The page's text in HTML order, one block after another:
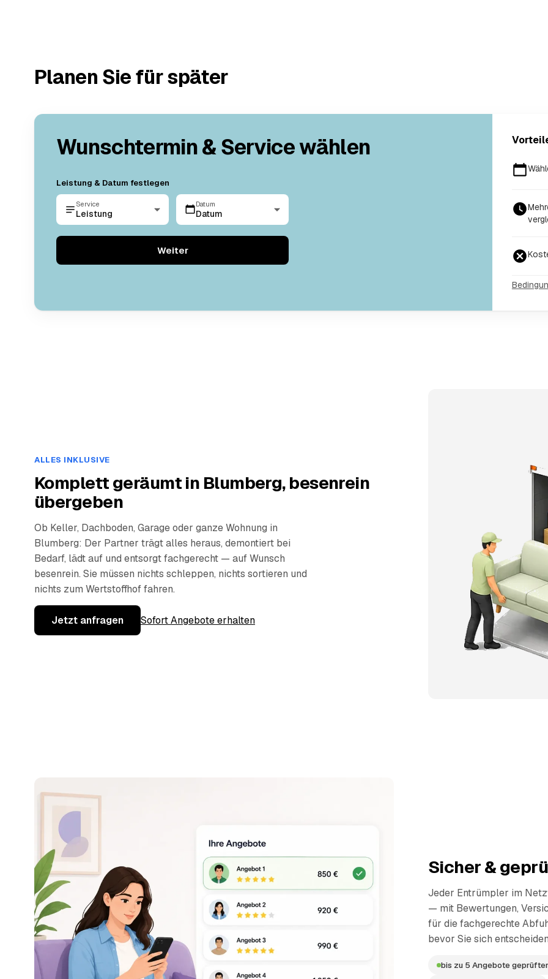
Planen Sie für später
Wunschtermin & Service wählen
Leistung & Datum festlegen
Service
Leistung
Datum
Datum
Weiter
ALLES INKLUSIVE
Komplett geräumt in Blumberg, besenrein
übergeben
Ob Keller, Dachboden, Garage oder ganze Wohnung in
Blumberg: Der Partner trägt alles heraus, demontiert bei
Bedarf, lädt auf und entsorgt fachgerecht — auf Wunsch
besenrein. Sie müssen nichts schleppen, nichts sortieren und
nichts zum Wertstoffhof fahren.
Jetzt anfragen Sofort Angebote erhalten
Sicher &
Jeder Entrümpler im
— mit Bewertungen,
für die fachgerechte
bevor Sie sich
bis zu 5 Angebote